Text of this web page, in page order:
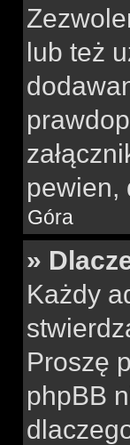
lub też
pewien,
Góra
»
Każdy
Proszę
phpBB